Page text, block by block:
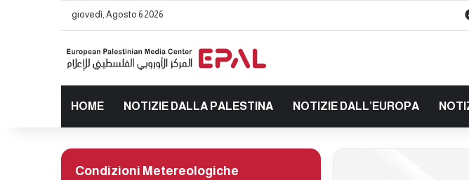
giovedì, Agosto 6 2026
HOME NOTIZIE DALLA PALESTINA NOTIZIE DALL’EUROPA
Condizioni Metereologiche